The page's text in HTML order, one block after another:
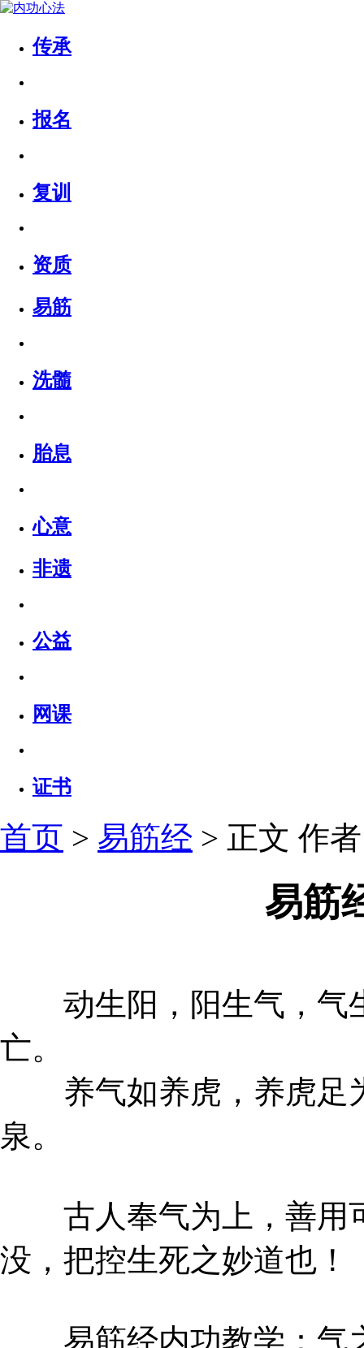
传承
报名
复训
资质
易筋
洗髓
胎息
心意
非遗
公益
网课
证书
首页 > 易筋经 > 正文 作
易筋
动生阳，阳生气，气
亡。
养气如养虎，养虎足
泉。
古人奉气为上，善用
没，把控生死之妙道也！
易筋经内功教学：气